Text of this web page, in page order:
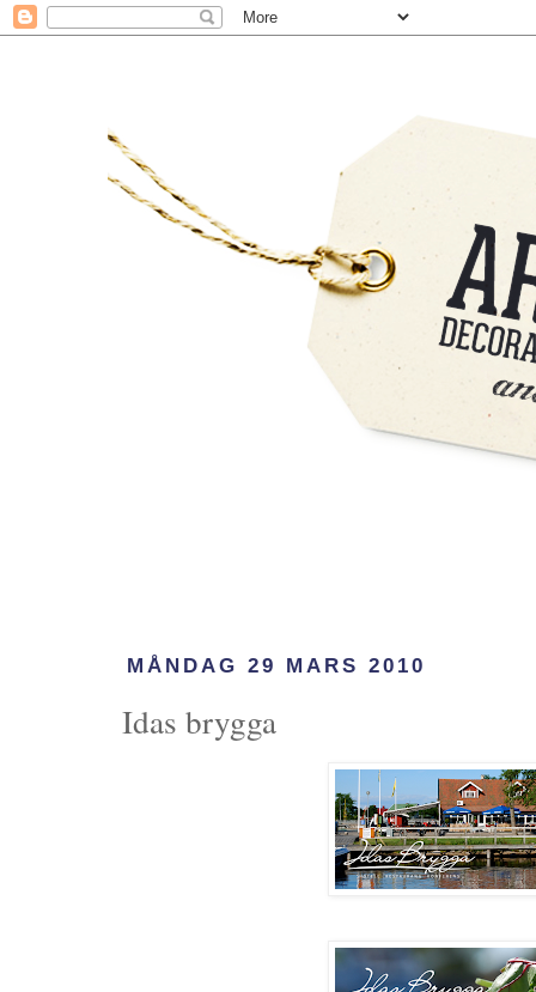
MÅNDAG 29 MARS 2010
Idas brygga